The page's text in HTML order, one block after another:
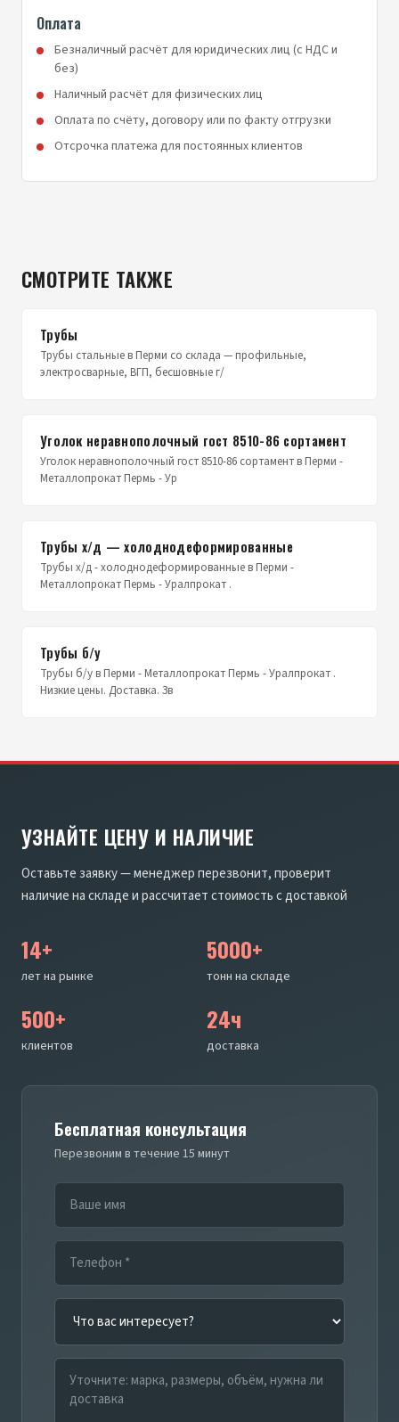
Оплата
Безналичный расчёт для юридических лиц (с НДС и
без)
Наличный расчёт для физических лиц
Оплата по счёту, договору или по факту отгрузки
Отсрочка платежа для постоянных клиентов
СМОТРИТЕ ТАКЖЕ
Трубы
Трубы стальные в Перми со склада — профильные,
электросварные, ВГП, бесшовные г/
Уголок неравнополочный гост 8510-86 сортамент
Уголок неравнополочный гост 8510-86 сортамент в Перми -
Металлопрокат Пермь - Ур
Трубы х/д — холоднодеформированные
Трубы х/д - холоднодеформированные в Перми -
Металлопрокат Пермь - Уралпрокат .
Трубы б/у
Трубы б/у в Перми - Металлопрокат Пермь - Уралпрокат .
Низкие цены. Доставка. Зв
УЗНАЙТЕ ЦЕНУ И НАЛИЧИЕ
Оставьте заявку — менеджер перезвонит, проверит
наличие на складе и рассчитает стоимость с доставкой
14+
лет на рынке
5000+
тонн на складе
500+
клиентов
24ч
доставка
Бесплатная консультация
Перезвоним в течение 15 минут